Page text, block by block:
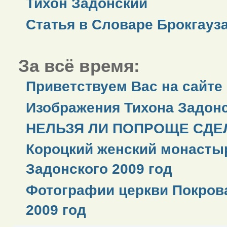
Тихон Задонский
Статья в Словаре
За всё время:
Приветствуем Вас на
Изображения Тихона
НЕЛЬЗЯ ЛИ ПОПРОЩЕ
Короцкий женский
Задонского 2009 год
Фотографии церкви
2009 год